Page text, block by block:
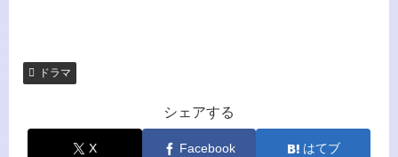
ドラマ
シェアする
X Facebook はてブ